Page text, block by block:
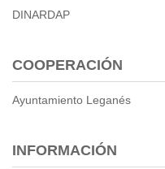
DINARDAP
COOPERACIÓN
Ayuntamiento Leganés
INFORMACIÓN